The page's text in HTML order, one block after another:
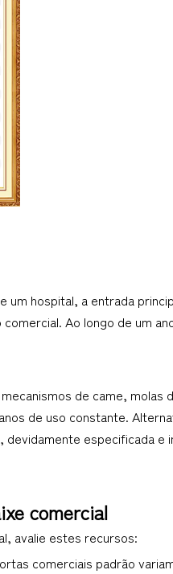
hospital, a entrada
Ao longo de um
de came, molas
de uso constante.
especificada e
comercial
avalie estes recursos:
comerciais padrão